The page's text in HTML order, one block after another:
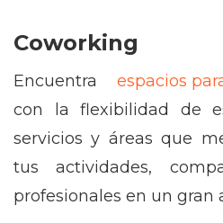
Coworking
Encuentra espacios
con la flexibilidad de
servicios y áreas que
tus actividades,
profesionales en un gran